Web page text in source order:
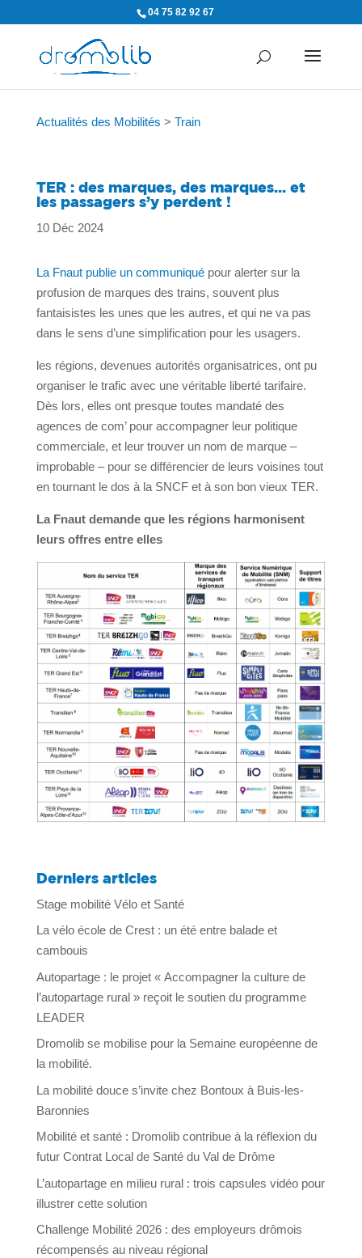
04 75 82 92 67
Actualités des Mobilités > Train
TER : des marques, des marques… et
les passagers s’y perdent !
10 Déc 2024
La Fnaut publie un communiquépour alerter sur la
profusion de marques des trains, souvent plus
fantaisistes les unes que les autres, et qui ne va pas
dans le sens d’une simplification pour les usagers.
les régions, devenues autorités organisatrices, ont pu
organiser le trafic avec une véritable liberté tarifaire.
Dès lors, elles ont presque toutes mandaté des
agences de com’ pour accompagner leur politique
commerciale, et leur trouver un nom de marque –
improbable – pour se différencier de leurs voisines tout
en tournant le dos à la SNCFet à son bon vieux TER.
La Fnaut demande que les régions harmonisent
leurs offres entre elles
Derniers articles
Stage mobilité Vélo et Santé
La vélo école de Crest : un été entre balade et
cambouis
Autopartage : le projet « Accompagner la culture de
l’autopartage rural » reçoit le soutien du programme
LEADER
Dromolib se mobilise pour la Semaine européenne de
la mobilité.
La mobilité douce s’invite chez Bontoux à Buis-les-
Baronnies
Mobilité et santé : Dromolib contribue à la réflexion du
futur Contrat Local de Santé du Val de Drôme
L’autopartage en milieu rural : trois capsules vidéo pour
illustrer cette solution
Challenge Mobilité 2026 : des employeurs drômois
récompensés au niveau régional